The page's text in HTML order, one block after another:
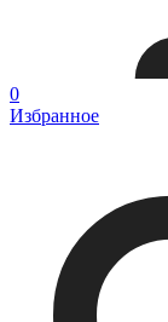
0
Избранное